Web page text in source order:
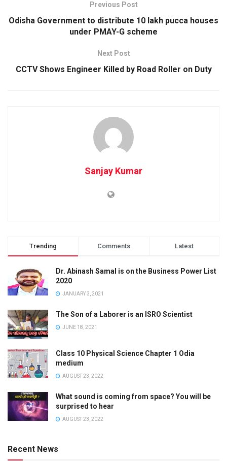
Previous Post
Odisha Government to distribute 10 lakh pucca houses
under PMAY-G scheme
Next Post
CCTV Shows Engineer Killed by Road Roller on Duty
Sanjay Kumar
Trending Comments Latest
Dr. Abinash Samal is on the Business Power List
2020
JANUARY 3, 2021
The Son of a Laborer is an ISRO Scientist
JUNE 18, 2021
Class 10 Physical Science Chapter 1 Odia
medium
AUGUST 23, 2022
What sound is coming from space? You will be
surprised to hear
AUGUST 23, 2022
Recent News